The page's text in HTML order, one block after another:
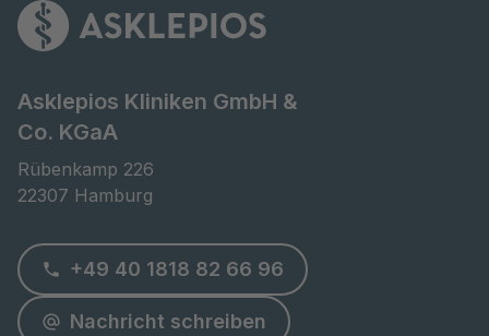
Asklepios Kliniken GmbH &
Co. KGaA
Rübenkamp 226
22307 Hamburg
+49 40 1818 82 66 96
Nachricht schreiben